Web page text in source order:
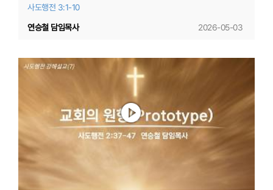
사도행전 3:1-10
2026-05-03
연승철 담임목사